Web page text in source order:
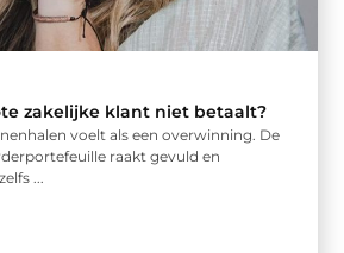
zakelijke klant niet betaalt?
voelt als een overwinning. De
raakt gevuld en
...